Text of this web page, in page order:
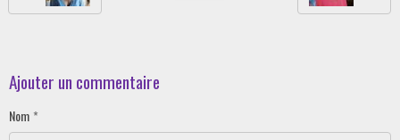
Ajouter un commentaire
Nom